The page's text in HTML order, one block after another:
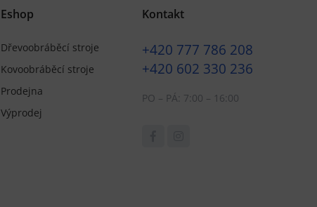
Eshop
Dřevoobráběcí stroje
Kovoobráběcí stroje
Prodejna
Výprodej
Kontakt
+420 777 786 208
+420 602 330 236
PO – PÁ: 7:00 – 16:00